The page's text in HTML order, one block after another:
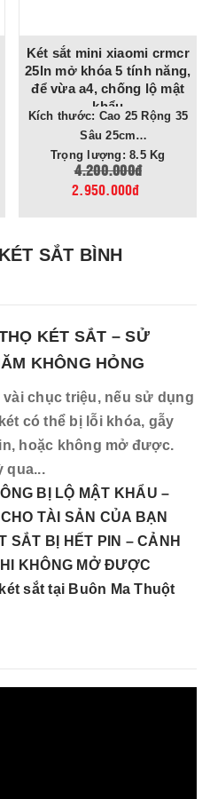
Két sắt mini xiaomi crmcr
25ln mở khóa 5 tính năng,
để vừa a4, chống lộ mật
khẩu
Kích thước: Cao 25 Rộng 35
Sâu 25cm
Trọng lượng: 8.5 Kg
4.200.000đ
2.950.000đ
SẮT BÌNH
KÉT SẮT – SỬ
KHÔNG HỎNG
vài chục triệu, nếu sử dụng
có thể bị lỗi khóa, gẫy
hoặc không mở được.
qua...
BỊ LỘ MẬT KHẨU –
TÀI SẢN CỦA BẠN
SẮT BỊ HẾT PIN – CẢNH
KHÔNG MỞ ĐƯỢC
sắt tại Buôn Ma Thuột